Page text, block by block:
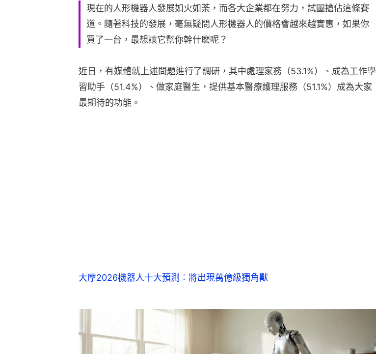
現在的人形機器人發展如火如荼，而各大企業都在努力，試圖搶佔這條賽
道。隨著科技的發展，毫無疑問人形機器人的價格會越來越實惠，如果你
買了一台，最想讓它幫你幹什麽呢？
近日，有媒體就上述問題進行了調研，其中處理家務（53.1%）、成為工作學
習助手（51.4%）、做家庭醫生，提供基本醫療護理服務（51.1%）成為大家
最期待的功能。
大摩2026機器人十大預測︰將出現萬億級獨角獸